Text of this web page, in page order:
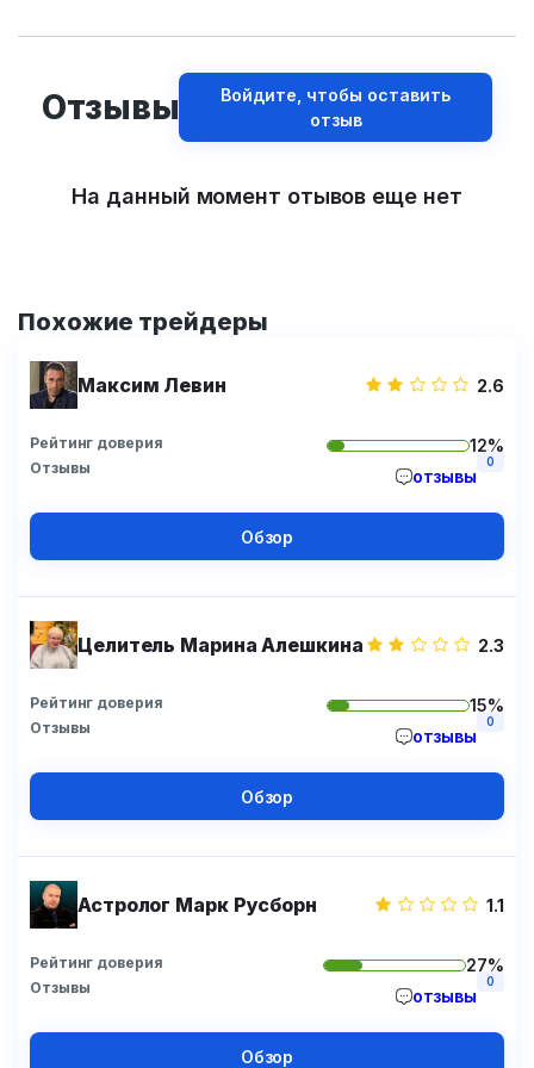
Отзывы
Войдите, чтобы оставить
отзыв
На данный момент отывов еще нет
Похожие трейдеры
Максим Левин 2.6
Рейтинг доверия 12%
Отзывы отзывы
0
Обзор
Целитель Марина Алешкина 2.3
Рейтинг доверия 15%
Отзывы отзывы
0
Обзор
Астролог Марк Русборн 1.1
Рейтинг доверия 27%
Отзывы отзывы
0
Обзор